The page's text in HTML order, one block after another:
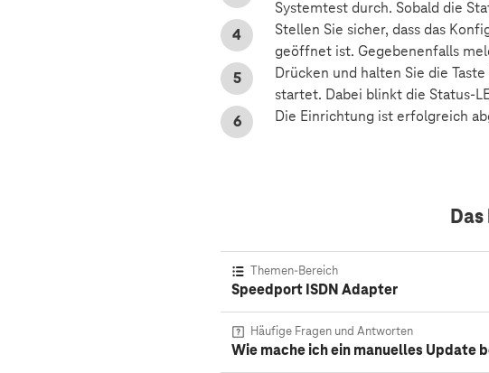
Systemtest durch. Sobald die
Stellen Sie sicher, dass das
geöffnet ist. Gegebenenfalls
Drücken und halten Sie die
startet. Dabei blinkt die Status-
Die Einrichtung ist erfolgreich
Themen-Bereich
Speedport ISDN Adapter
Häufige Fragen und Antworten
Wie mache ich ein manuelles Update